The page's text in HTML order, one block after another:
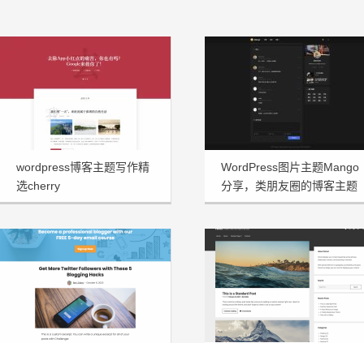
wordpress博客主题写作精
选cherry
WordPress图片主题Mango
分享，类朋友圈的博客主题